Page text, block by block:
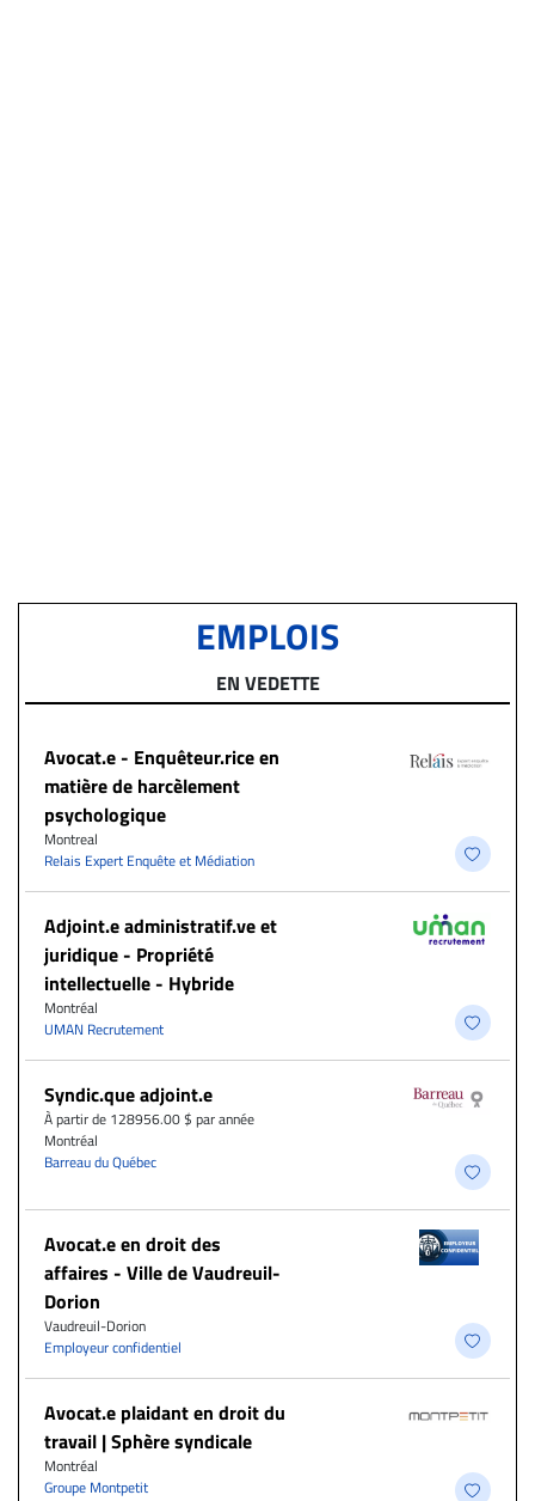
EMPLOIS
EN VEDETTE
Avocat.e - Enquêteur.rice en
matière de harcèlement
psychologique
Montreal
Relais Expert Enquête et Médiation
Adjoint.e administratif.ve et
juridique - Propriété
intellectuelle - Hybride
Montréal
UMAN Recrutement
Syndic.que adjoint.e
À partir de 128956.00 $ par année
Montréal
Barreau du Québec
Avocat.e en droit des
affaires - Ville de Vaudreuil-
Dorion
Vaudreuil-Dorion
Employeur confidentiel
Avocat.e plaidant en droit du
travail | Sphère syndicale
Montréal
Groupe Montpetit